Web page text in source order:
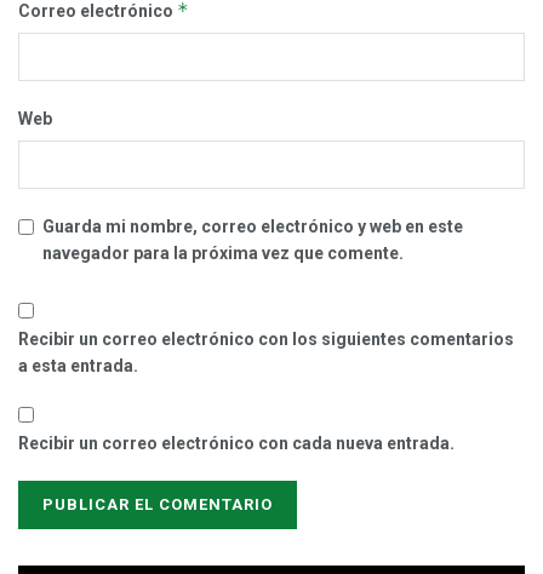
Correo electrónico *
Web
Guarda mi nombre, correo electrónico y web en este
navegador para la próxima vez que comente.
Recibir un correo electrónico con los siguientes comentarios
a esta entrada.
Recibir un correo electrónico con cada nueva entrada.